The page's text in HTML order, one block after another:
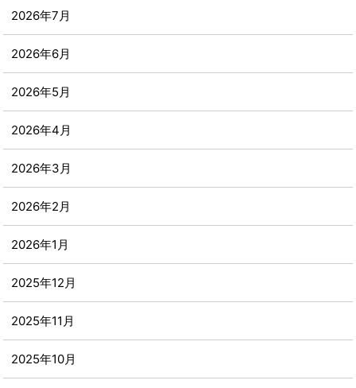
2026年7月
2026年6月
2026年5月
2026年4月
2026年3月
2026年2月
2026年1月
2025年12月
2025年11月
2025年10月